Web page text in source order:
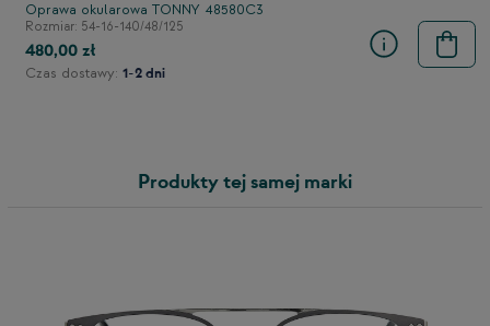
Oprawa okularowa TONNY 48580C3
Rozmiar: 54-16-140/48/125
480,00 zł
Czas dostawy: 1-2 dni
Produkty tej samej marki